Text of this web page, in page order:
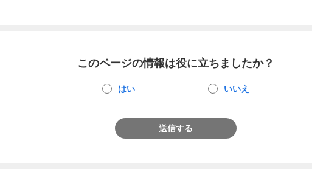
このページの情報は役に立ちましたか？
はい いいえ
送信する